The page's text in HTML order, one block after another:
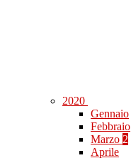
2020
Gennaio
Febbraio
Marzo 2
Aprile